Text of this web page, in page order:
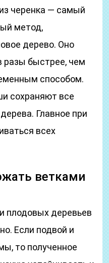
черенка — самый
метод,
дерево. Оно
разы быстрее, чем
способом.
сохраняют все
Главное при
всех
ветками
плодовых деревьев
Если подвой и
то полученное